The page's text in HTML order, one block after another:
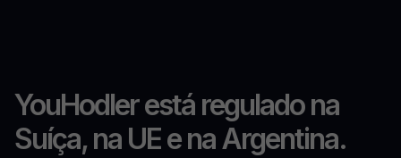
YouHodler está regulado na
Suíça, na UE e na Argentina.